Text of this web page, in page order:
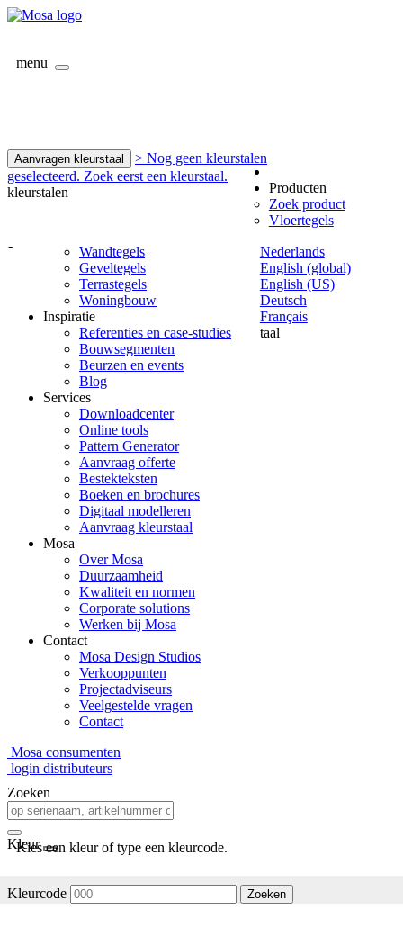
menu
Aanvragen kleurstaal
> Nog geen kleurstalen
geselecteerd. Zoek eerst een kleurstaal.
kleurstalen
-
Nederlands
English (global)
English (US)
Deutsch
Français
taal
Producten
Zoek product
Vloertegels
Wandtegels
Geveltegels
Terrastegels
Woningbouw
Inspiratie
Referenties en case-studies
Bouwsegmenten
Beurzen en events
Blog
Services
Downloadcenter
Online tools
Pattern Generator
Aanvraag offerte
Bestekteksten
Boeken en brochures
Digitaal modelleren
Aanvraag kleurstaal
Mosa
Over Mosa
Duurzaamheid
Kwaliteit en normen
Corporate solutions
Werken bij Mosa
Contact
Mosa Design Studios
Verkooppunten
Projectadviseurs
Veelgestelde vragen
Contact
Mosa consumenten
login distributeurs
Zoeken
Kleur
Kies een kleur of type een kleurcode.
Kleurcode Zoeken